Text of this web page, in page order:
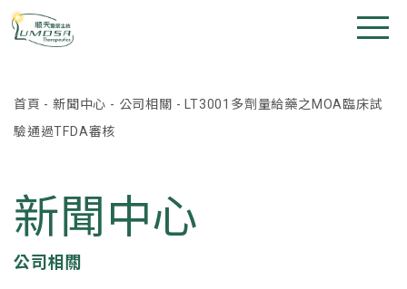
首頁 -新聞中心 - 公司相關 -
LT3001多劑量給藥之MOA臨床試
驗通過TFDA審核
新聞中心
公司相關